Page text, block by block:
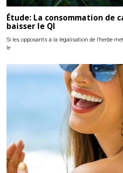
Étude: La consommation de
baisser le QI
Si les opposants à la légalisation de l’herbe
le